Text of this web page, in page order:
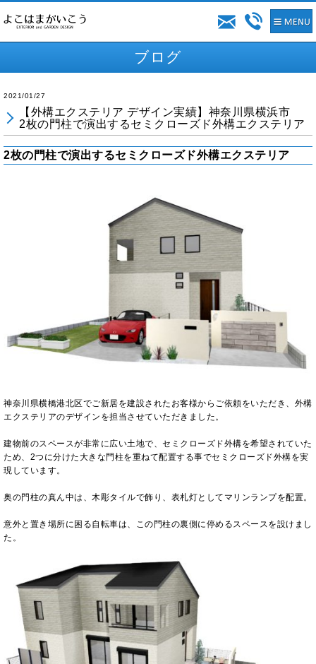
ブログ
2021/01/27
【外構エクステリア デザイン実績】神奈川県横浜市
2枚の門柱で演出するセミクローズド外構エクステリア
2枚の門柱で演出するセミクローズド外構エクステリア
神奈川県横橋港北区でご新居を建設されたお客様からご依頼をいただき、外構
エクステリアのデザインを担当させていただきました。
建物前のスペースが非常に広い土地で、セミクローズド外構を希望されていた
ため、2つに分けた大きな門柱を重ねて配置する事でセミクローズド外構を実
現しています。
奥の門柱の真ん中は、木彫タイルで飾り、表札灯としてマリンランプを配置。
意外と置き場所に困る自転車は、この門柱の裏側に停めるスペースを設けまし
た。